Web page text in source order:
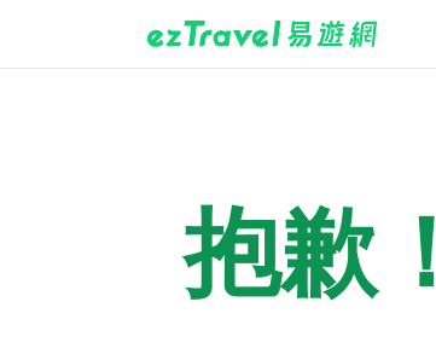
抱歉！